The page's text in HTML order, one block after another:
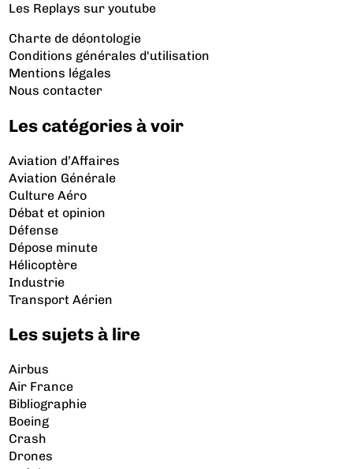
Les Replays sur youtube
Charte de déontologie
Conditions générales d'utilisation
Mentions légales
Nous contacter
Les catégories à voir
Aviation d’Affaires
Aviation Générale
Culture Aéro
Débat et opinion
Défense
Dépose minute
Hélicoptère
Industrie
Transport Aérien
Les sujets à lire
Airbus
Air France
Bibliographie
Boeing
Crash
Drones